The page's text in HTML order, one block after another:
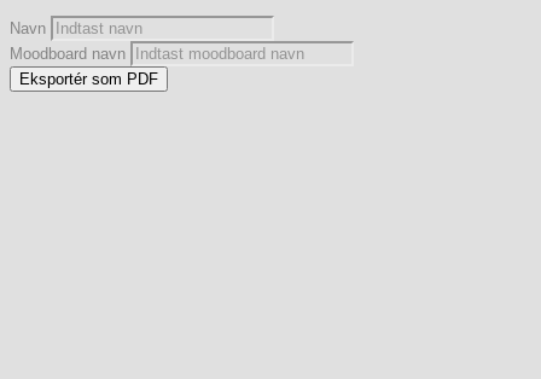
Navn
Moodboard navn
Eksportér som PDF